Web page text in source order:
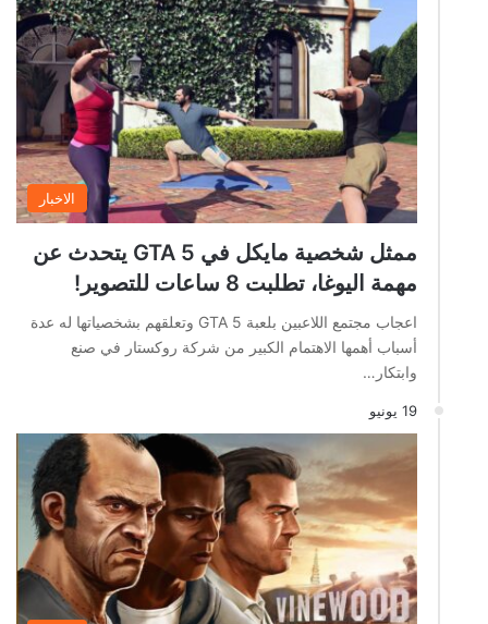
الاخبار
ممثل شخصية مايكل في GTA 5 يتحدث عن
مهمة اليوغا، تطلبت 8 ساعات للتصوير!
اعجاب مجتمع اللاعبين بلعبة GTA 5 وتعلقهم بشخصياتها له عدة
أسباب أهمها الاهتمام الكبير من شركة روكستار في صنع
وابتكار…
19 يونيو